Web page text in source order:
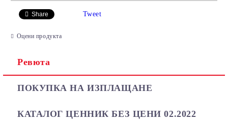
Ние ще се свържем с вас в рамките на работния ден.
Share Tweet
Оцени продукта
Ревюта
ПОКУПКА НА ИЗПЛАЩАНЕ
КАТАЛОГ ЦЕННИК БЕЗ ЦЕНИ 02.2022